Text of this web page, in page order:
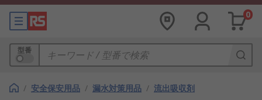
0
型番
/ 安全保安用品 / 漏水対策用品 / 流出吸収剤